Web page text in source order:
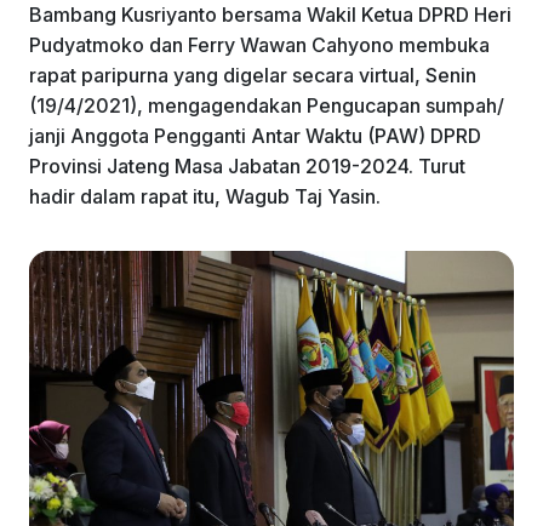
Bambang Kusriyanto bersama Wakil Ketua DPRD Heri
Pudyatmoko dan Ferry Wawan Cahyono membuka
rapat paripurna yang digelar secara virtual, Senin
(19/4/2021), mengagendakan Pengucapan sumpah/
janji Anggota Pengganti Antar Waktu (PAW) DPRD
Provinsi Jateng Masa Jabatan 2019-2024. Turut
hadir dalam rapat itu, Wagub Taj Yasin.